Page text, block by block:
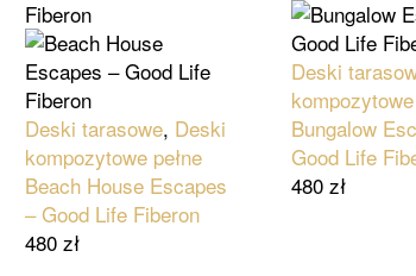
Deski tarasowe, Deski
kompozytowe pełne
Beach House Escapes
– Good Life Fiberon
480 zł
Deski
kompozytowe
Bungalow
Good Life
480 zł